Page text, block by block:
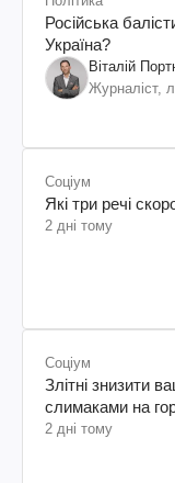
Російська
Україна?
Віталій
Журналіст,
Соціум
Які три речі
2 дні тому
Соціум
Злітні знизити
слимаками на
2 дні тому